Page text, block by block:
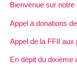
Bienvenue sur notre
Appel à donations
Appel de la FFII aux
En dépit du dixième